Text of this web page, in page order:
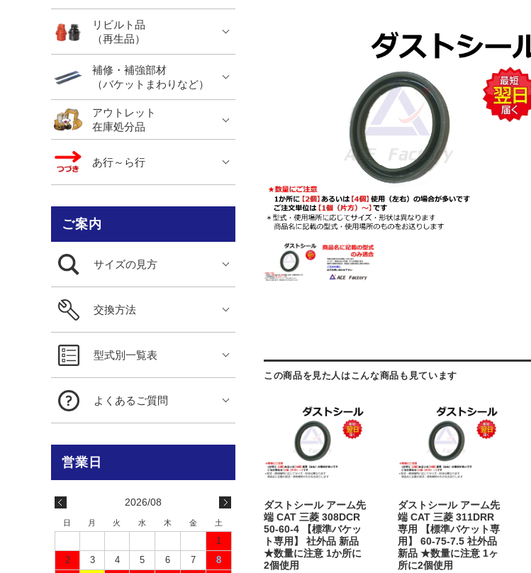
この商品を見た人はこんな商品も見ています
ダストシール アーム先
端 CAT 三菱 308DCR
50-60-4 【標準バケッ
ト専用】 社外品 新品
★数量に注意 1か所に
2個使用
ダストシール アーム先
端 CAT 三菱 311DRR
専用 【標準バケット専
用】 60-75-7.5 社外品
新品 ★数量に注意 1ヶ
所に2個使用
リビルト品
（再生品）
補修・補強部材
（バケットまわりなど）
アウトレット
在庫処分品
あ行～ら行
ご案内
サイズの見方
交換方法
型式別一覧表
よくあるご質問
2026/08
日 月 火 水 木 金 土
1
2
3 4 5 6 7
8